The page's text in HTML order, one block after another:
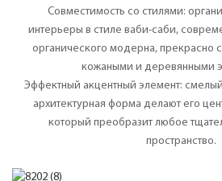
Совместимость со стилями:
интерьеры в стиле ваби-саби,
органического модерна, прекрасно
кожаными и деревянными
Эффектный акцентный элемент:
архитектурная форма делают его
который преобразит любое
пространство.